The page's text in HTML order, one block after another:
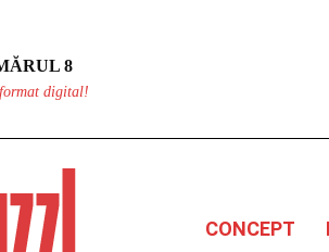
8
digital!
CONCEPT